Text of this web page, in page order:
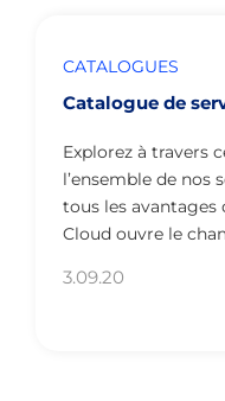
CATALOGUES
Catalogue de
Explorez à travers
l’ensemble de nos
tous les avantages
Cloud ouvre le
3.09.20